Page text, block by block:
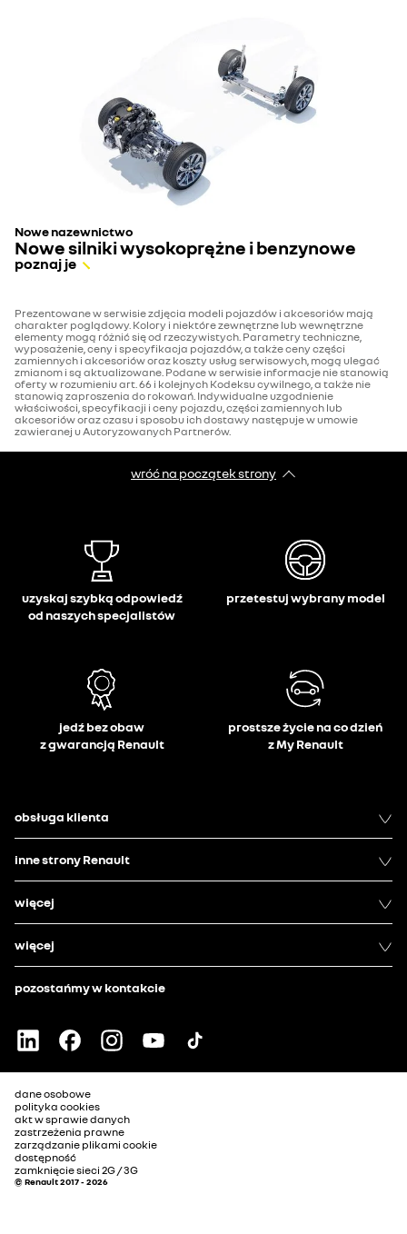
Nowe nazewnictwo
Nowe silniki wysokoprężne i benzynowe
poznaj je
Prezentowane w serwisie zdjęcia modeli pojazdów i akcesoriów mają
charakter poglądowy. Kolory i niektóre zewnętrzne lub wewnętrzne
elementy mogą różnić się od rzeczywistych. Parametry techniczne,
wyposażenie, ceny i specyfikacja pojazdów, a także ceny części
zamiennych i akcesoriów oraz koszty usług serwisowych, mogą ulegać
zmianom i są aktualizowane. Podane w serwisie informacje nie stanowią
oferty w rozumieniu art. 66 i kolejnych Kodeksu cywilnego, a także nie
stanowią zaproszenia do rokowań. Indywidualne uzgodnienie
właściwości, specyfikacji i ceny pojazdu, części zamiennych lub
akcesoriów oraz czasu i sposobu ich dostawy następuje w umowie
zawieranej u Autoryzowanych Partnerów.
wróć na początek strony
uzyskaj szybką odpowiedź
od naszych specjalistów
przetestuj wybrany model
jedź bez obaw
z gwarancją Renault
prostsze życie na co dzień
z My Renault
obsługa klienta
inne strony Renault
więcej
więcej
pozostańmy w kontakcie
dane osobowe
polityka cookies
akt w sprawie danych
zastrzeżenia prawne
zarządzanie plikami cookie
dostępność
zamknięcie sieci 2G / 3G
© Renault 2017 - 2026